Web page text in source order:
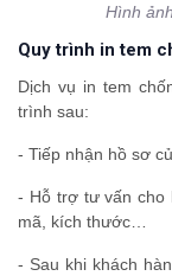
Hình
Quy trình in tem
Dịch vụ in tem
trình sau:
- Tiếp nhận hồ sơ
- Hỗ trợ tư vấn cho
mã, kích thước…
- Sau khi khách